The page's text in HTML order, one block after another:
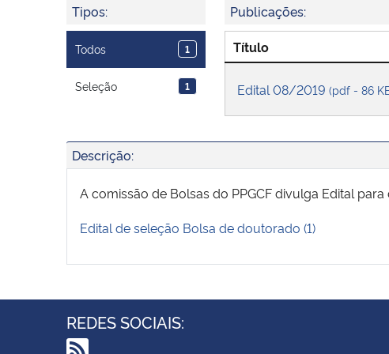
Tipos:
Todos 1
Seleção 1
Publicações:
Título
Edital 08/2019 (pdf - 86
Descrição:
A comissão de Bolsas do PPGCF divulga Edital
Edital de seleção Bolsa de doutorado (1)
REDES SOCIAIS: